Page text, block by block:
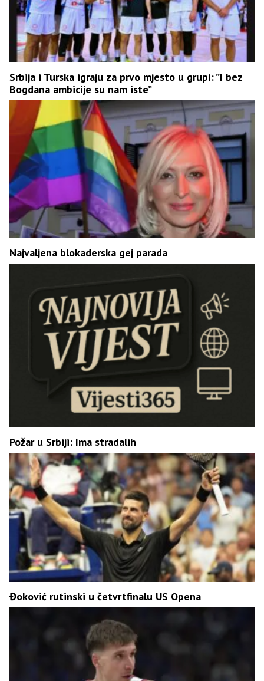
Srbija i Turska igraju za prvo mjesto u grupi: ”I bez
Bogdana ambicije su nam iste”
Najvaljena blokaderska gej parada
Požar u Srbiji: Ima stradalih
Đoković rutinski u četvrtfinalu US Opena